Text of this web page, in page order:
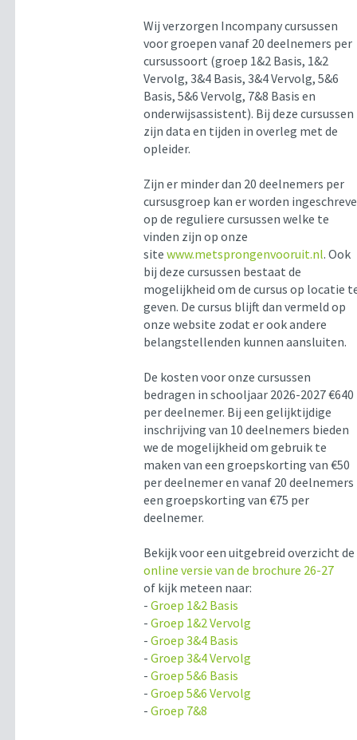
Wij verzorgen Incompany cursussen
voor groepen vanaf 20 deelnemers per
cursussoort (groep 1&2 Basis, 1&2
Vervolg, 3&4 Basis, 3&4 Vervolg, 5&6
Basis, 5&6 Vervolg, 7&8 Basis en
onderwijsassistent). Bij deze cursussen
zijn data en tijden in overleg met de
opleider.
Zijn er minder dan 20 deelnemers per
cursusgroep kan er worden
op de reguliere cursussen welke te
vinden zijn op onze
sitewww.metsprongenvooruit.nl. Ook
bij deze cursussen bestaat de
mogelijkheid om de cursus op locatie
geven. De cursus blijft dan vermeld op
onze website zodat er ook andere
belangstellenden kunnen aansluiten.
De kosten voor onze cursussen
bedragen in schooljaar 2026-2027 €640
per deelnemer. Bij een gelijktijdige
inschrijving van 10 deelnemers bieden
we de mogelijkheid om gebruik te
maken van een groepskorting van €50
per deelnemer en vanaf 20 deelnemers
een groepskorting van €75 per
deelnemer.
Bekijk voor een uitgebreid overzicht de
online versie van de brochure 26-27
of kijk meteen naar:
-Groep 1&2 Basis
-Groep 1&2 Vervolg
-Groep 3&4 Basis
-Groep 3&4 Vervolg
-Groep 5&6 Basis
-Groep 5&6 Vervolg
-Groep 7&8